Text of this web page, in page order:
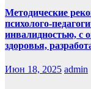
Методические
психолого-
инвалидностью, с
здоровья,
Июн 18, 2025 admin